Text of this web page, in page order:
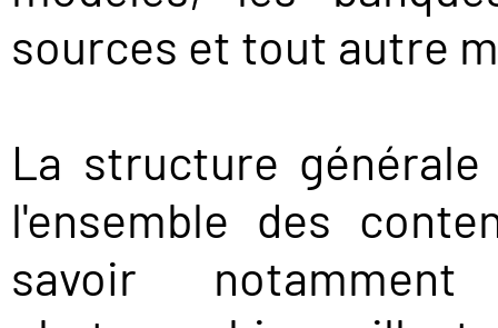
sources et tout autre
La structure
l'ensemble des
savoir